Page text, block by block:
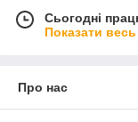
Сьогодні
Показати
Про нас